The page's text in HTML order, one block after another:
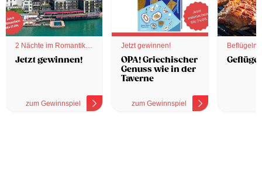
2 Nächte im Romantik
Hotel
Jetzt gewinnen!
zum Gewinnspiel
Jetzt gewinnen!
OPA! Griechischer
Genuss wie in der
Taverne
zum Gewinnspiel